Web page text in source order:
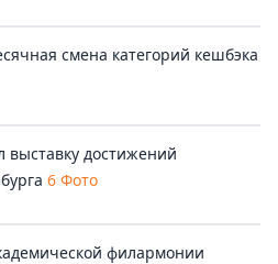
смена категорий кешбэка
выставку достижений
6 Фото
филармонии